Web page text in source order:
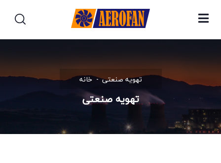
خانه تهویه صنعتی
تهویه صنعتی